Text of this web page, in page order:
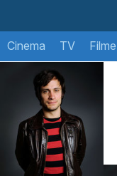
Cinema TV Filme